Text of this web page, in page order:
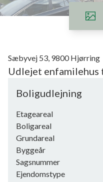
Sæbyvej 53, 9800 Hjørring
Udlejet
ældre køkken, mellemgang med
bryggers med oliefyr og
I stuen er der tillige luft til luft
Boligudlejning
Etageareal
Boligareal
Grundareal
Byggeår
Sagsnummer
Ejendomstype